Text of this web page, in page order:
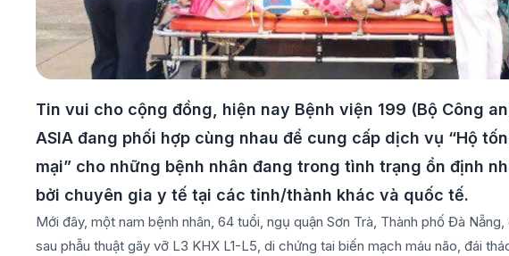
Tin vui cho cộng đồng, hiện nay Bệnh viện 199 (Bộ Công
ASIA đang phối hợp cùng nhau để cung cấp dịch vụ “Hộ
mại” cho những bệnh nhân đang trong tình trạng ổn định
bởi chuyên gia y tế tại các tỉnh/thành khác và quốc tế.
Mới đây, một nam bệnh nhân, 64 tuổi, ngụ quận Sơn Trà, Thành phố Đà
sau phẫu thuật gãy vỡ L3 KHX L1-L5, di chứng tai biến mạch máu não, đái